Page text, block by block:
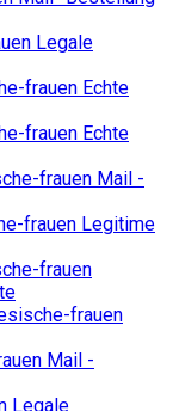
Legale
frauen Echte
frauen Echte
frauen Mail -
frauen Legitime
frauen
frauen
Mail -
Legale